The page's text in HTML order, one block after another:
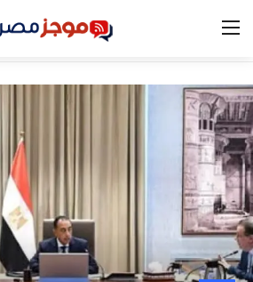
الرئيسية
مصر
الخليج
العالم
الرياضة